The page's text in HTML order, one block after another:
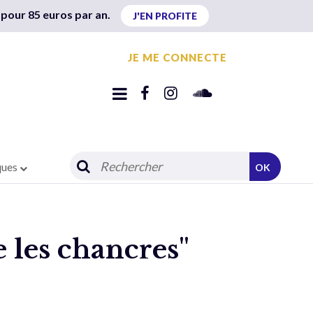
85 euros par an. J'EN PROFITE
JE ME CONNECTE
OK
chancres"